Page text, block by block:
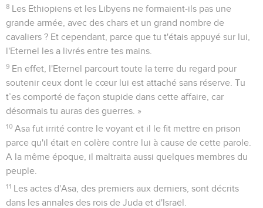
8 Les Ethiopiens et les Libyens ne formaient-ils pas une
grande armée, avec des chars et un grand nombre de
cavaliers ? Et cependant, parce que tu t'étais appuyé sur lui,
l'Eternel les a livrés entre tes mains.
9 En effet, l'Eternel parcourt toute la terre du regard pour
soutenir ceux dont le cœur lui est attaché sans réserve. Tu
t’es comporté de façon stupide dans cette affaire, car
désormais tu auras des guerres. »
10 Asa fut irrité contre le voyant et il le fit mettre en prison
parce qu'il était en colère contre lui à cause de cette parole.
A la même époque, il maltraita aussi quelques membres du
peuple.
11 Les actes d'Asa, des premiers aux derniers, sont décrits
dans les annales des rois de Juda et d'Israël.